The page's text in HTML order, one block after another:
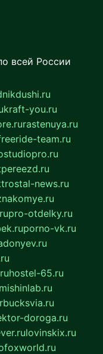
всей России
kraft-you.ru
rastenuya.ru
team.ru
news.ru
pro-otdelky.ru
porno-vk.ru
hostel-65.ru
mishinlab.ru
doroga.ru
lovinskix.ru